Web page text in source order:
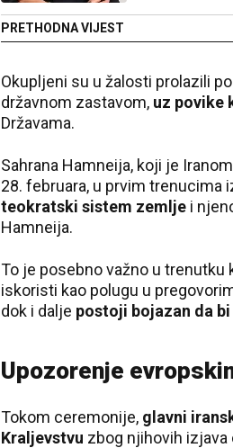
PRETHODNA VIJEST
Okupljeni su u žalosti prolazili
državnom zastavom, uz povike
Državama.
Sahrana Hamneija, koji je
28. februara, u prvim trenucima
teokratski sistem zemlje i
Hamneija.
To je posebno važno u trenutku
iskoristi kao polugu u
dok i dalje postoji bojazan da
Upozorenje
Tokom ceremonije, glavni
Kraljevstvu zbog njihovih